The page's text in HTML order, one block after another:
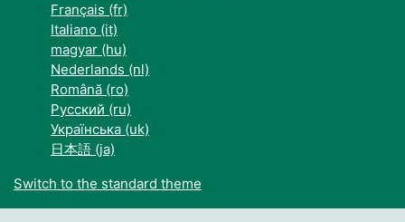
Français ‎(fr)‎
Italiano ‎(it)‎
magyar ‎(hu)‎
Nederlands ‎(nl)‎
Română ‎(ro)‎
Русский ‎(ru)‎
Українська ‎(uk)‎
日本語 ‎(ja)‎
Switch to the standard theme